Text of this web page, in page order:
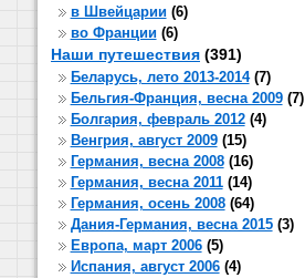
в Швейцарии(6)
во Франции(6)
Наши путешествия (391)
Беларусь, лето 2013-2014(7)
Бельгия-Франция, весна 2009(7)
Болгария, февраль 2012(4)
Венгрия, август 2009(15)
Германия, весна 2008(16)
Германия, весна 2011(14)
Германия, осень 2008(64)
Дания-Германия, весна 2015(3)
Европа, март 2006(5)
Испания, август 2006(4)